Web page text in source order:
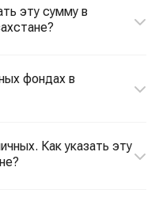
эту сумму в
фондах в
Как указать эту